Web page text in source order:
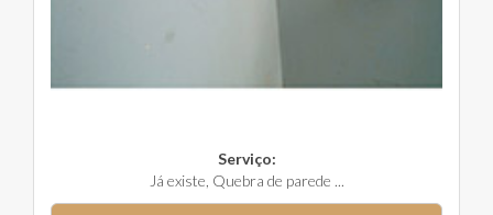
Serviço:
Já existe, Quebra de parede ...